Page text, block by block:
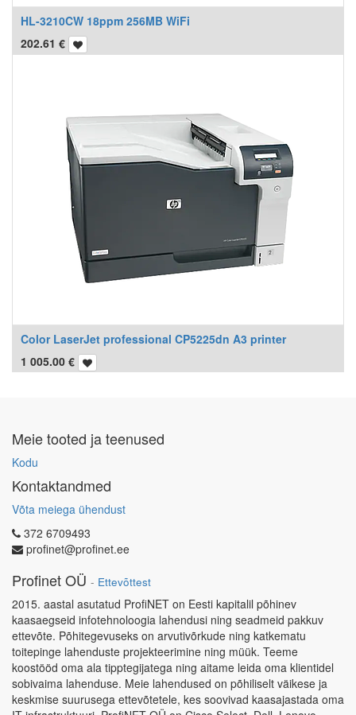
HL-3210CW 18ppm 256MB WiFi
202.61 €
Color LaserJet professional CP5225dn A3 printer
1 005.00 €
Meie tooted ja teenused
Kodu
Kontaktandmed
Võta meiega ühendust
372 6709493
profinet@profinet.ee
Profinet OÜ - Ettevõttest
2015. aastal asutatud ProfiNET on Eesti kapitalil põhinev
kaasaegseid infotehnoloogia lahendusi ning seadmeid pakkuv
ettevõte. Põhitegevuseks on arvutivõrkude ning katkematu
toitepinge lahenduste projekteerimine ning müük. Teeme
koostööd oma ala tipptegijatega ning aitame leida oma klientidel
sobivaima lahenduse. Meie lahendused on põhiliselt väikese ja
keskmise suurusega ettevõtetele, kes soovivad kaasajastada oma